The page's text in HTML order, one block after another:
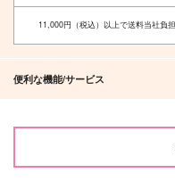
11,000円（税込）以上で送料当社負担
便利な機能/サービス